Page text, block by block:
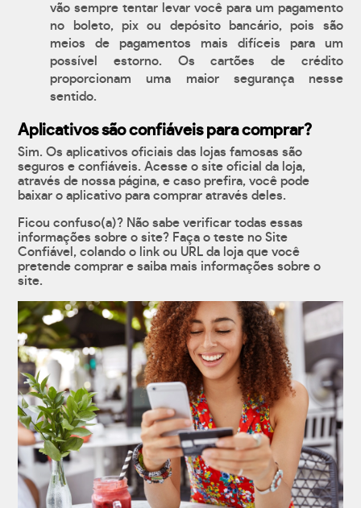
vão sempre tentar levar você para um pagamento
no boleto, pix ou depósito bancário, pois são
meios de pagamentos mais difíceis para um
possível estorno. Os cartões de crédito
proporcionam uma maior segurança nesse
sentido.
Aplicativos são confiáveis para comprar?
Sim. Os aplicativos oficiais das lojas famosas são
seguros e confiáveis. Acesse o site oficial da loja,
através de nossa página, e caso prefira, você pode
baixar o aplicativo para comprar através deles.
Ficou confuso(a)? Não sabe verificar todas essas
informações sobre o site? Faça o teste no Site
Confiável, colando o link ou URL da loja que você
pretende comprar e saiba mais informações sobre o
site.